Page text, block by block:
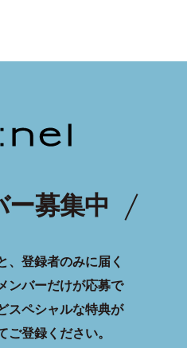
ー募集中
、登録者のみに届く
ンバーだけが応募で
スペシャルな特典が
ご登録ください。